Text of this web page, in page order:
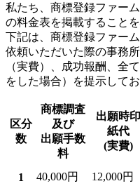
私たち、商標登録ファー
の料金表を掲載すること
下記は、商標登録ファー
依頼いただいた際の事務
（実費）、成功報酬、全
をした場合）を提示してお
区分
数
商標調査
及び
出願手数
料
出願時印
紙代
(実費)
1 40,000円 12,000円